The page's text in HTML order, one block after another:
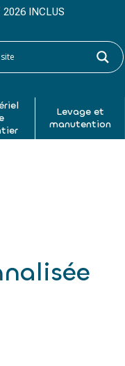
2026 INCLUS
Levage et
manutention